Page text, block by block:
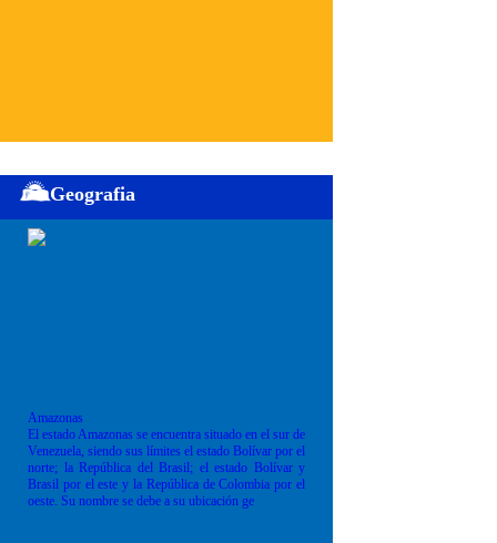
Geografia
Amazonas
El estado Amazonas se encuentra situado en el sur de
Venezuela, siendo sus límites el estado Bolívar por el
norte; la República del Brasil; el estado Bolívar y
Brasil por el este y la República de Colombia por el
oeste. Su nombre se debe a su ubicación ge